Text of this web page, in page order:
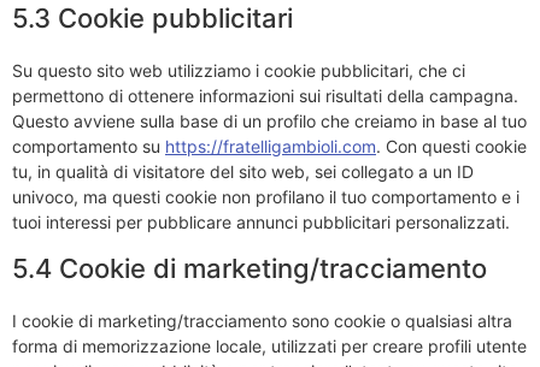
5.3 Cookie pubblicitari
Su questo sito web utilizziamo i cookie pubblicitari, che ci
permettono di ottenere informazioni sui risultati della campagna.
Questo avviene sulla base di un profilo che creiamo in base al tuo
comportamento su https://fratelligambioli.com. Con questi cookie
tu, in qualità di visitatore del sito web, sei collegato a un ID
univoco, ma questi cookie non profilano il tuo comportamento e i
tuoi interessi per pubblicare annunci pubblicitari personalizzati.
5.4 Cookie di marketing/tracciamento
I cookie di marketing/tracciamento sono cookie o qualsiasi altra
forma di memorizzazione locale, utilizzati per creare profili utente